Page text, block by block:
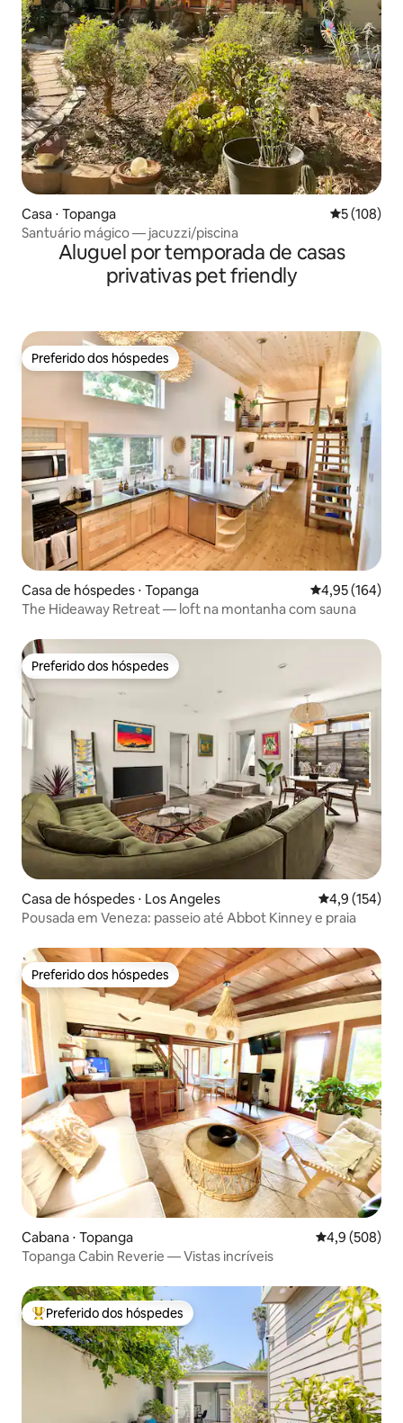
Casa ⋅ Topanga 5 de uma
5 (108)
Santuário mágico — jacuzzi/piscina
Aluguel por temporada de casas
privativas pet friendly
Preferido dos hóspedes
Preferido dos hóspedes
Casa de hóspedes ⋅ Topanga 4,95 de uma
4,95 (164)
The Hideaway Retreat — loft na montanha com sauna
Preferido dos hóspedes
Preferido dos hóspedes
Casa de hóspedes ⋅ Los Angeles 4,9 de uma
4,9 (154)
Pousada em Veneza: passeio até Abbot Kinney e praia
Preferido dos hóspedes
Preferido dos hóspedes
Cabana ⋅ Topanga 4,9 de uma
4,9 (508)
Topanga Cabin Reverie — Vistas incríveis
Entre os melhores preferidos dos hóspedes
Preferido dos hóspedes